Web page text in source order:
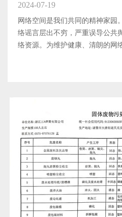
2024-07-19
网络空间是我们共同的精神家园
络谣言层出不穷，严重误导公共
络资源。为维护健康、清朗的网
要多方查证，不随意转发未经证